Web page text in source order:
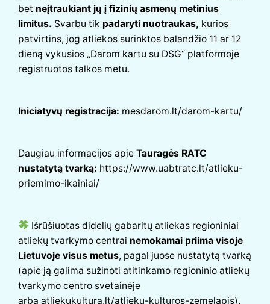
bet neįtraukiant jų į fizinių asmenų metinius
limitus. Svarbu tik padaryti nuotraukas, kurios
patvirtins, jog atliekos surinktos balandžio 11 ar 12
dieną vykusios „Darom kartu su DSG“ platformoje
registruotos talkos metu.
Iniciatyvų registracija: mesdarom.lt/darom-kartu/
Daugiau informacijos apie Tauragės RATC
nustatytą tvarką: https://www.uabtratc.lt/atlieku-
priemimo-ikainiai/
Išrūšiuotas didelių gabaritų atliekas regioniniai
atliekų tvarkymo centrai nemokamai priima visoje
Lietuvoje visus metus, pagal juose nustatytą tvarką
(apie ją galima sužinoti atitinkamo regioninio atliekų
tvarkymo centro svetainėje
arba atliekukultura.lt/atlieku-kulturos-zemelapis),